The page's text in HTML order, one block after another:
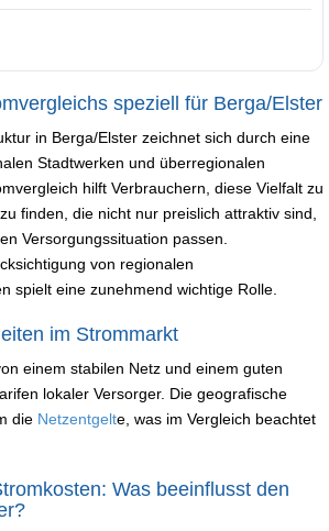
speziell für Berga/Elster
in Berga/Elster zeichnet sich durch eine
Stadtwerken und überregionalen
hilft Verbrauchern, diese Vielfalt zu
finden, die nicht nur preislich attraktiv sind,
Versorgungssituation passen.
von regionalen
spielt eine zunehmend wichtige Rolle.
im Strommarkt
einem stabilen Netz und einem guten
lokaler Versorger. Die geografische
die Netzentgelte, was im Vergleich beachtet
Was beeinflusst den